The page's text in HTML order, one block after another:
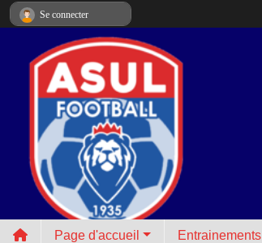
Page d'accueil Entrainements
Se connecter
Panneau de gestion des cookies